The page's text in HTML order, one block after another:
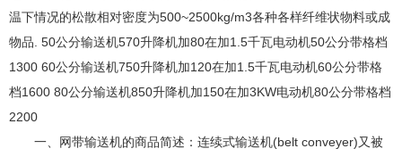
温下情况的松散相对密度为500~2500kg/m3各种各样纤维状物料或成
物品. 50公分输送机570升降机加80在加1.5千瓦电动机50公分带格档
1300 60公分输送机750升降机加120在加1.5千瓦电动机60公分带格
档1600 80公分输送机850升降机加150在加3KW电动机80公分带格档
2200
一、网带输送机的商品简述：连续式输送机(belt conveyer)又被